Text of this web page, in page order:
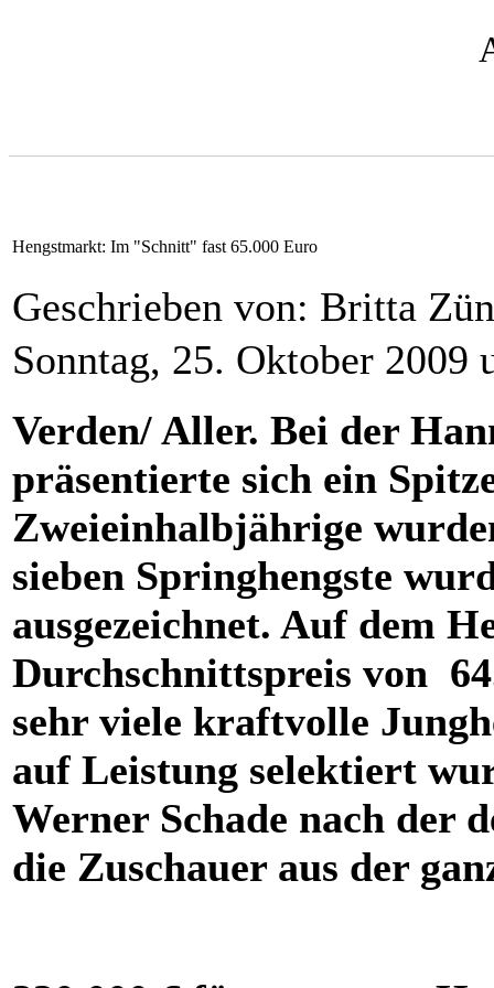
Hengstmarkt: Im "Schnitt" fast 65.000 Euro
Geschrieben von: Britta
Sonntag, 25. Oktober 2009
Verden/ Aller. Bei der
präsentierte sich ein
Zweieinhalbjährige
sieben Springhengste
ausgezeichnet. Auf dem
Durchschnittspreis von
sehr viele kraftvolle
auf Leistung selektiert
Werner Schade nach der
die Zuschauer aus der